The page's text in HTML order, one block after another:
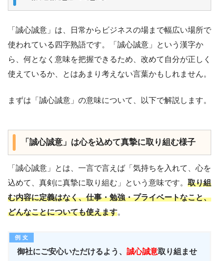
「誠心誠意」は、日常からビジネスの場まで幅広い場所で
使われている四字熟語です。「誠心誠意」という漢字か
ら、何となく意味を把握できるため、改めて自分が正しく
使えているか、とはあまり考えない言葉かもしれません。
まずは「誠心誠意」の意味について、以下で解説します。
「誠心誠意」は心を込めて真摯に取り組む様子
「誠心誠意」とは、一言で言えば「気持ちを入れて、心を
込めて、真剣に真摯に取り組む」という意味です。 取り組
む内容に定義はなく、仕事・勉強・プライベートなこと、
どんなことについても使えます。
御社にご安心いただけるよう、 誠心誠意取り組ませ